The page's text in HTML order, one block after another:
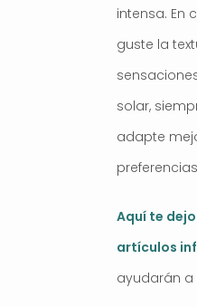
intensa. En
guste la
solar,
adapte
Aquí te
artículos
ayudarán a